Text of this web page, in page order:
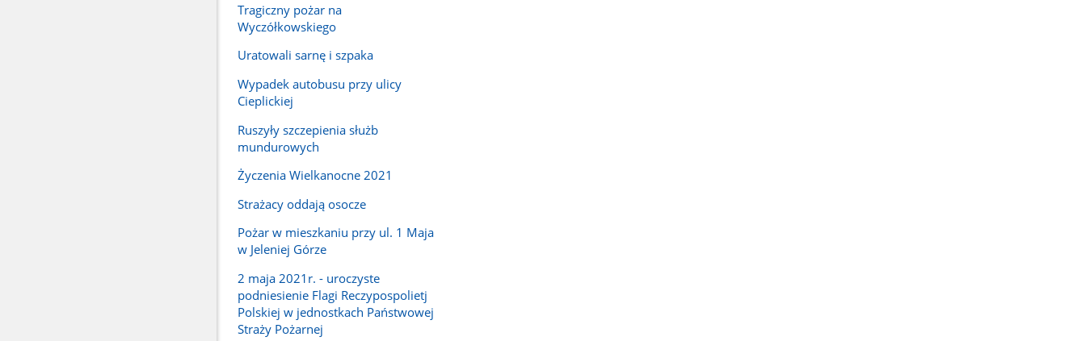
Tragiczny pożar na
Wyczółkowskiego
Uratowali sarnę i szpaka
Wypadek autobusu przy ulicy
Cieplickiej
Ruszyły szczepienia służb
mundurowych
Życzenia Wielkanocne 2021
Strażacy oddają osocze
Pożar w mieszkaniu przy ul. 1 Maja
w Jeleniej Górze
2 maja 2021r. - uroczyste
podniesienie Flagi Reczypospolietj
Polskiej w jednostkach Państwowej
Straży Pożarnej